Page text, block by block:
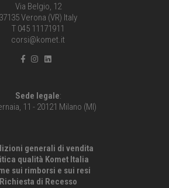
Via Belgio, 12
37135 Verona (VR) Italy
T 045 11171911
corsi@komet.it
Sede legale:
11 - 20121 Milano (MI)
generali di vendita
qualità Komet Italia
sui rimborsi e sui resi
Richiesta di Recesso